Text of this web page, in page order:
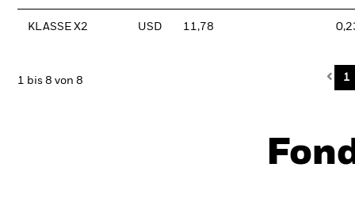
KLASSE X2 USD 11,78
1 bis 8 von 8 1